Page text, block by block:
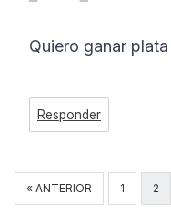
Quiero ganar plata
Responder
Navegación
de
« ANTERIOR 1 2